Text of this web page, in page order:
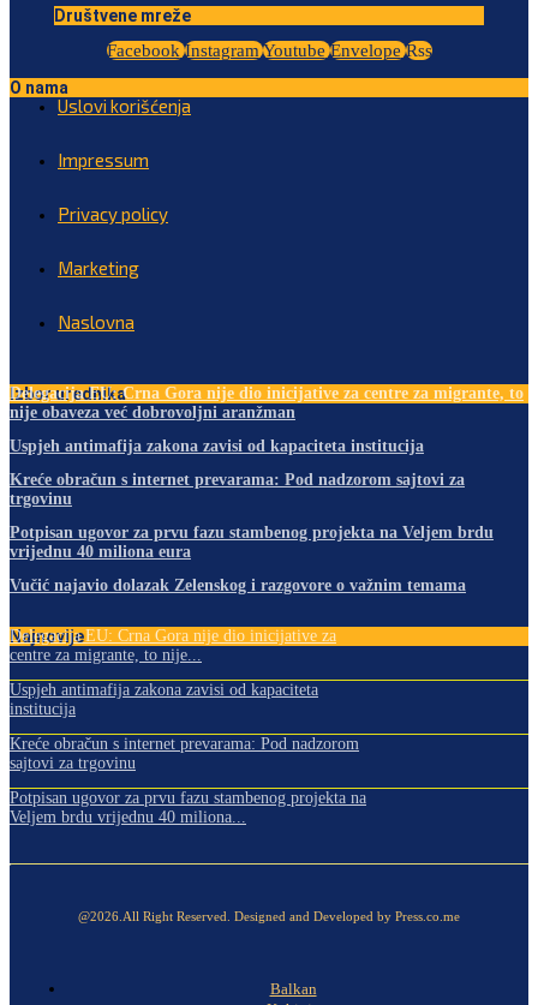
Društvene mreže
Facebook Instagram Youtube Envelope Rss
O nama
Uslovi korišćenja
Impressum
Privacy policy
Marketing
Naslovna
Izbor urednika
Delegacija EU: Crna Gora nije dio inicijative za centre za migrante, to
nije obaveza već dobrovoljni aranžman
Uspjeh antimafija zakona zavisi od kapaciteta institucija
Kreće obračun s internet prevarama: Pod nadzorom sajtovi za
trgovinu
Potpisan ugovor za prvu fazu stambenog projekta na Veljem brdu
vrijednu 40 miliona eura
Vučić najavio dolazak Zelenskog i razgovore o važnim temama
Najnovije
Delegacija EU: Crna Gora nije dio inicijative za
centre za migrante, to nije...
Uspjeh antimafija zakona zavisi od kapaciteta
institucija
Kreće obračun s internet prevarama: Pod nadzorom
sajtovi za trgovinu
Potpisan ugovor za prvu fazu stambenog projekta na
Veljem brdu vrijednu 40 miliona...
@2026.All Right Reserved. Designed and Developed by Press.co.me
Balkan